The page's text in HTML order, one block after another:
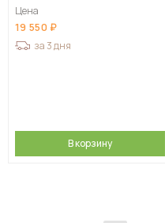
Цена
19 550
за 3 дня
В корзину